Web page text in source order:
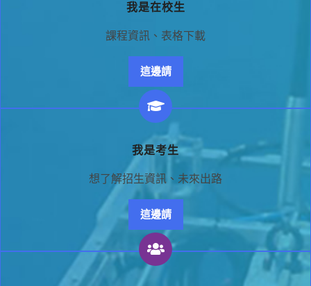
我是在校生
課程資訊、表格下載
這邊請
我是考生
想了解招生資訊、未來出路
這邊請